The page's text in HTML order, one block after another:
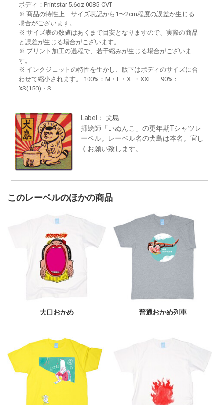
ボディ：Printstar 5.6oz 0085-CVT
※ 商品の特性上、サイズ表記から1〜2cm程度の誤差が生じる
場合がございます。
※ サイズ表の数値はあくまで目安となりますので、実際の商品
と誤差が生じる場合がございます。
※ プリント加工の過程で、若干縮みが生じる場合がございま
す。
※ インクジェットの特性を生かし、版下はボディのサイズに合
わせて縮小されます。 100%：M・L・XL・XXL ｜ 90%：
XS(150)・S
Label： 犬島
挿絵師「いぬんこ」の更年期Tシャツレ
ーベル。レーベル名の犬島は本名。宜し
くお願い致します。
このレーベルのほかの商品
大口おかめ 普通おかめ列車